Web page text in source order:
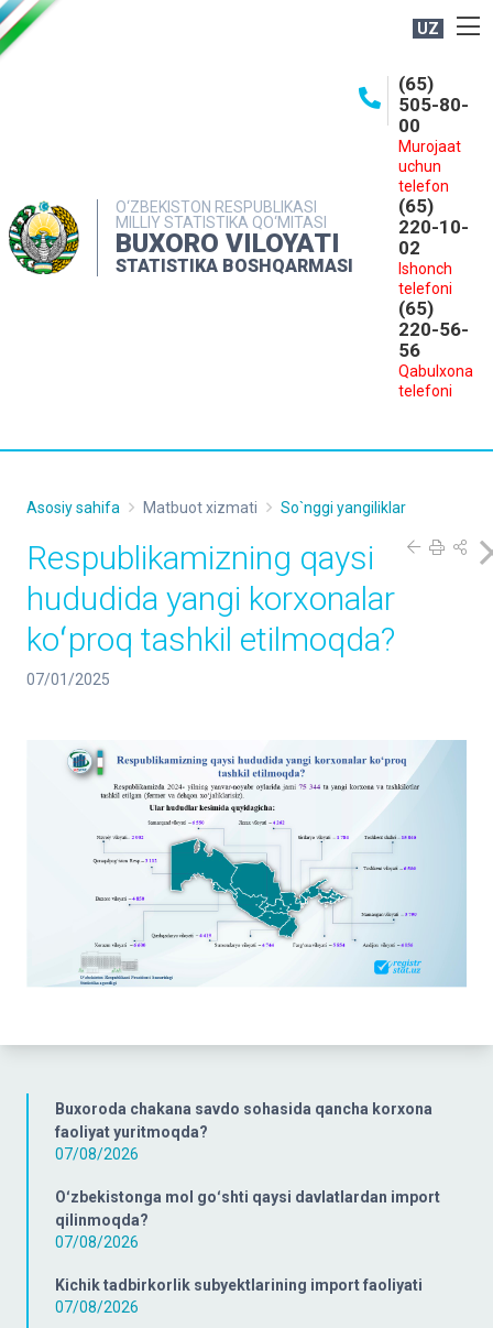
UZ
O‘ZBEKISTON RESPUBLIKASI
MILLIY STATISTIKA QO‘MITASI
BUXORO VILOYATI
STATISTIKA BOSHQARMASI
(65)
505-80-
00
Murojaat
uchun
telefon
(65)
220-10-
02
Ishonch
telefoni
(65)
220-56-
56
Qabulxona
telefoni
MATBUOT XIZMATI
MUROJAATLAR
Buxoroda chakana savdo sohasida qancha korxona
faoliyat yuritmoqda?
07/08/2026
Oʻzbekistonga mol goʻshti qaysi davlatlardan import
qilinmoqda?
07/08/2026
Kichik tadbirkorlik subyektlarining import faoliyati
07/08/2026
Asosiy sahifa Matbuot xizmati So`nggi yangiliklar
Respublikamizning qaysi
hududida yangi korxonalar
koʻproq tashkil etilmoqda?
07/01/2025